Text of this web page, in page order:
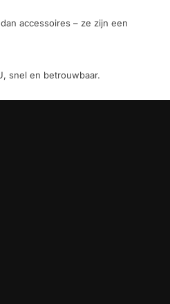
accessoires – ze zijn een
snel en betrouwbaar.